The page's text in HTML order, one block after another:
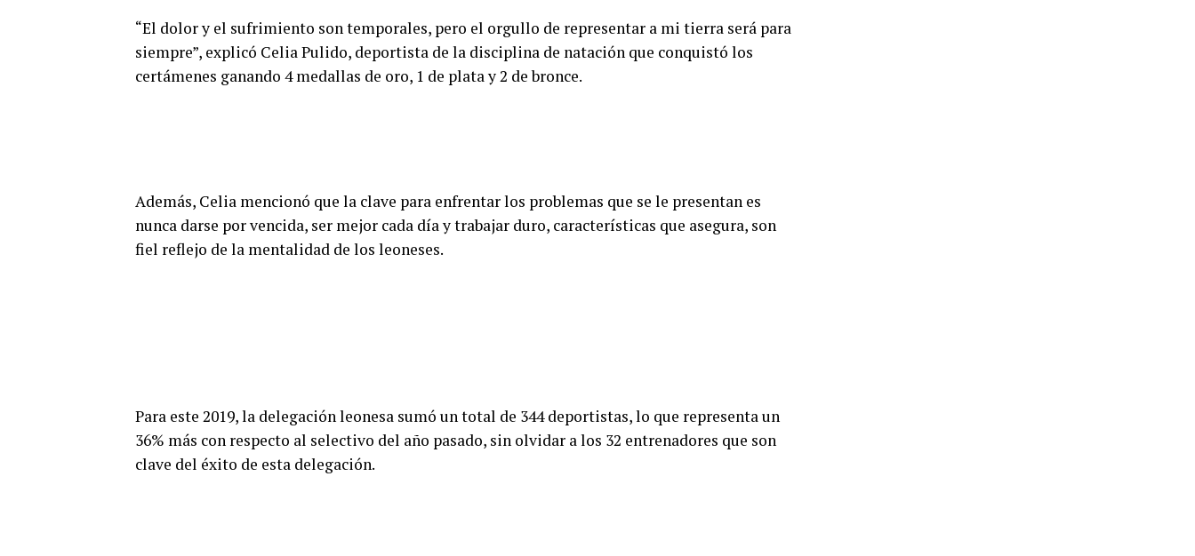
“El dolor y el sufrimiento son temporales, pero el orgullo de representar a mi tierra será para
siempre”, explicó Celia Pulido, deportista de la disciplina de natación que conquistó los
certámenes ganando 4 medallas de oro, 1 de plata y 2 de bronce.
Además, Celia mencionó que la clave para enfrentar los problemas que se le presentan es
nunca darse por vencida, ser mejor cada día y trabajar duro, características que asegura, son
fiel reflejo de la mentalidad de los leoneses.
Para este 2019, la delegación leonesa sumó un total de 344 deportistas, lo que representa un
36% más con respecto al selectivo del año pasado, sin olvidar a los 32 entrenadores que son
clave del éxito de esta delegación.